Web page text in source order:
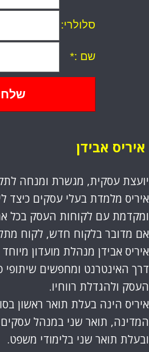
סלולרי:
שם :*
איריס אבידן
יועצת עסקית, מגשרת ומנחה
איריס מלמדת בעלי עסקים כיצד
ומקדמת עם לקוחות העסק בכל
אם מדובר בלקוח חדש, לקוח
איריס אבידן מנהלת מועדון
דרך האינטרנט ומחפשים שיתופי
העסק ולהגדלת רווחיו.
איריס הינה בעלת תואר ראשון
המדינה, תואר שני במנהל
ובעלת תואר שני בלימודי משפט.